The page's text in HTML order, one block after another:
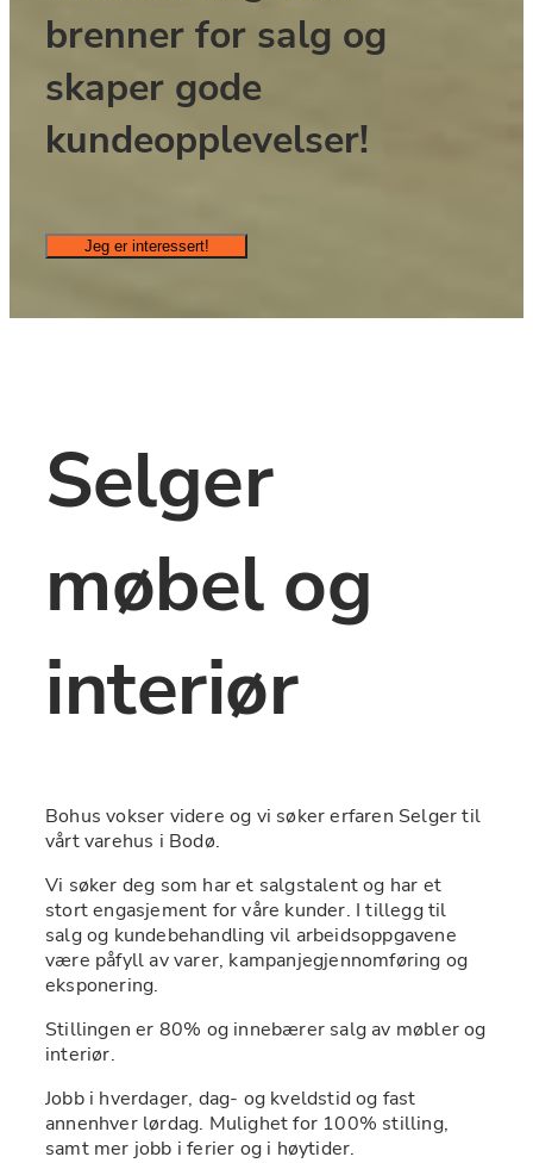
brenner for salg og
skaper gode
kundeopplevelser!
Jeg er interessert!
Selger
møbel og
interiør
Bohus vokser videre og vi søker erfaren Selger til
vårt varehus i Bodø.
Vi søker deg som har et salgstalent og har et
stort engasjement for våre kunder. I tillegg til
salg og kundebehandling vil arbeidsoppgavene
være påfyll av varer, kampanjegjennomføring og
eksponering.
Stillingen er 80% og innebærer salg av møbler og
interiør.
Jobb i hverdager, dag- og kveldstid og fast
annenhver lørdag. Mulighet for 100% stilling,
samt mer jobb i ferier og i høytider.